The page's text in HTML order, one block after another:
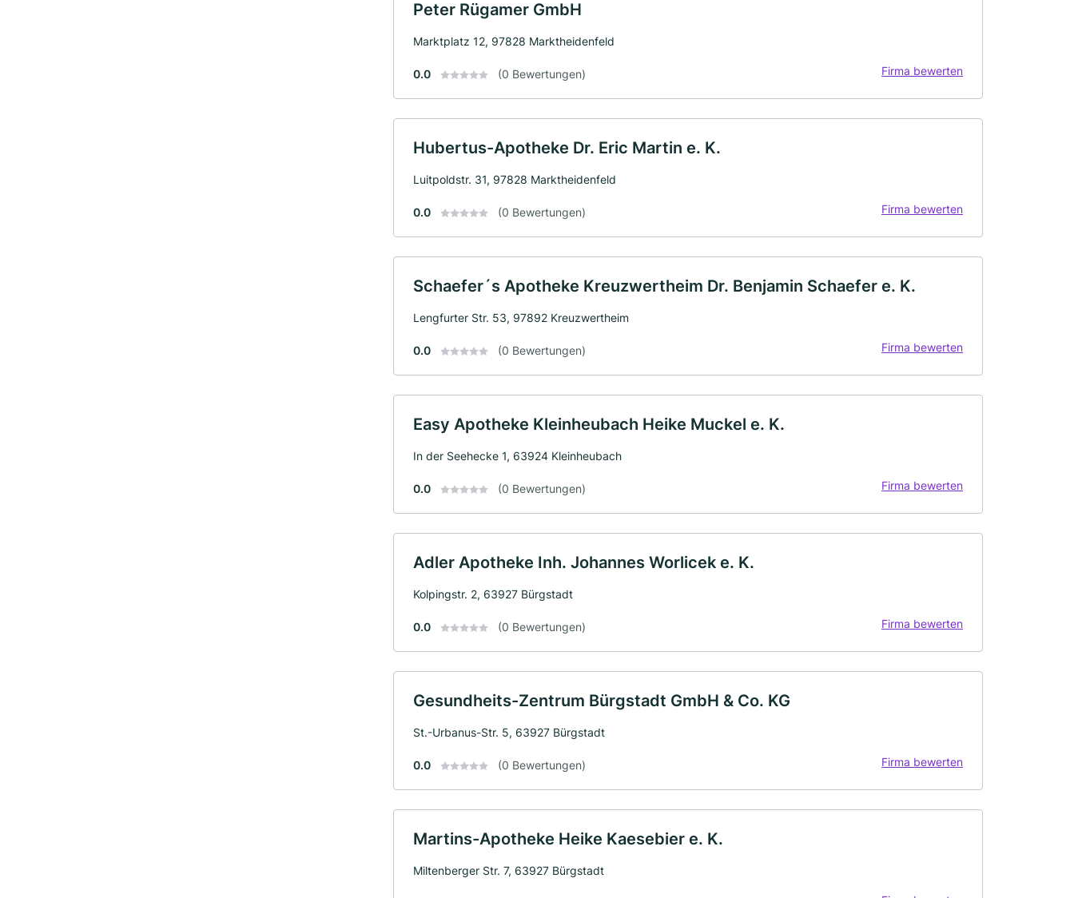
Peter Rügamer GmbH
Marktplatz 12, 97828 Marktheidenfeld
0.0 (0 Bewertungen) Firma bewerten
Hubertus-Apotheke Dr. Eric Martin e. K.
Luitpoldstr. 31, 97828 Marktheidenfeld
0.0 (0 Bewertungen) Firma bewerten
Schaefer´s Apotheke Kreuzwertheim Dr. Benjamin Schaefer e. K.
Lengfurter Str. 53, 97892 Kreuzwertheim
0.0 (0 Bewertungen) Firma bewerten
Easy Apotheke Kleinheubach Heike Muckel e. K.
In der Seehecke 1, 63924 Kleinheubach
0.0 (0 Bewertungen) Firma bewerten
Adler Apotheke Inh. Johannes Worlicek e. K.
Kolpingstr. 2, 63927 Bürgstadt
0.0 (0 Bewertungen) Firma bewerten
Gesundheits-Zentrum Bürgstadt GmbH & Co. KG
St.-Urbanus-Str. 5, 63927 Bürgstadt
0.0 (0 Bewertungen) Firma bewerten
Martins-Apotheke Heike Kaesebier e. K.
Miltenberger Str. 7, 63927 Bürgstadt